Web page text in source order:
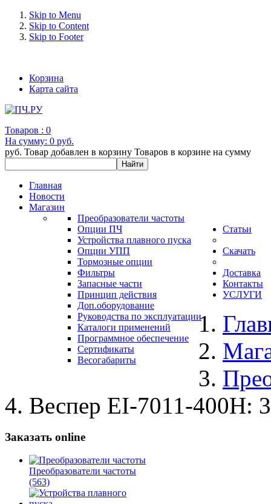
Skip to Menu
Skip to Content
Skip to Footer
Корзина
Карта сайта
Товаров : 0
На сумму: 0 руб.
руб. Товар добавлен в корзину Товаров в корзине на сумму
Главная
Новости
Магазин
Преобразователи частоты
Опции ПЧ
Устройства плавного пуска
Опции УПП
Тормозные опции
Фильтры
Запасные части
Статьи
Принцип действия
Доп.оборудование
Скачать
Руководства по эксплуатации
Каталоги применений
Программное обеспечение
Сертификаты
Весогабариты
Доставка
Контакты
УСЛУГИ
Веспер ЕI-7011-400Н:
Заказать online
Преобразователи частоты
(563)